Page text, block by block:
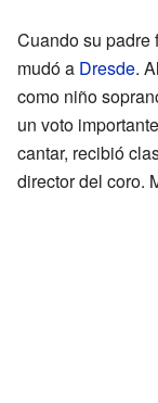
Cuando su padre
mudó a Dresde.
como niño
un voto
cantar, recibió
director del coro.